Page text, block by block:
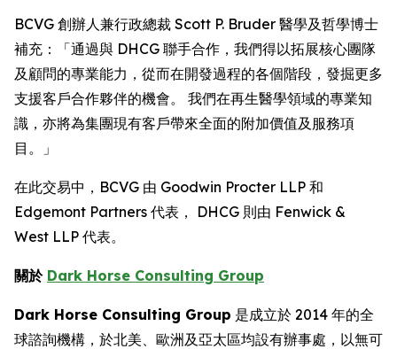
BCVG 創辦人兼行政總裁 Scott P. Bruder 醫學及哲學博士
補充：「通過與 DHCG 聯手合作，我們得以拓展核心團隊
及顧問的專業能力，從而在開發過程的各個階段，發掘更多
支援客戶合作夥伴的機會。 我們在再生醫學領域的專業知
識，亦將為集團現有客戶帶來全面的附加價值及服務項
目。」
在此交易中，BCVG 由 Goodwin Procter LLP 和
Edgemont Partners 代表， DHCG 則由 Fenwick &
West LLP 代表。
關於 Dark Horse Consulting Group
Dark Horse Consulting Group 是成立於 2014 年的全
球諮詢機構，於北美、歐洲及亞太區均設有辦事處，以無可